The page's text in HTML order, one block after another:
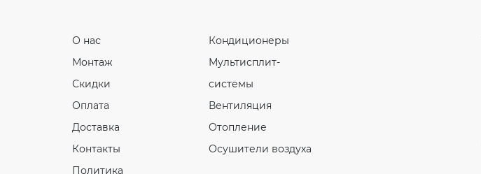
О нас
Монтаж
Скидки
Оплата
Доставка
Контакты
Политика
Кондиционеры
Мультисплит-
системы
Вентиляция
Отопление
Осушители воздуха